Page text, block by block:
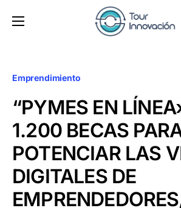
Emprendimiento
“PYMES EN
1.200 BECAS
POTENCIAR LAS
DIGITALES DE